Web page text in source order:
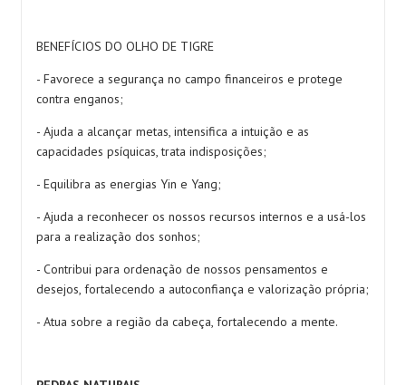
BENEFÍCIOS DO OLHO DE TIGRE
- Favorece a segurança no campo financeiros e protege
contra enganos;
- Ajuda a alcançar metas, intensifica a intuição e as
capacidades psíquicas, trata indisposições;
- Equilibra as energias Yin e Yang;
- Ajuda a reconhecer os nossos recursos internos e a usá-los
para a realização dos sonhos;
- Contribui para ordenação de nossos pensamentos e
desejos, fortalecendo a autoconfiança e valorização própria;
- Atua sobre a região da cabeça, fortalecendo a mente.